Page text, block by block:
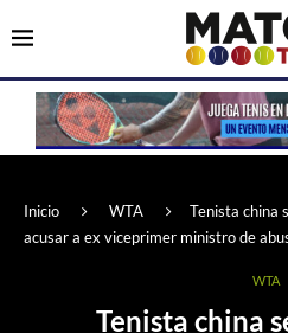
Inicio WTA
Tenista china
acusar a ex viceprimer ministro de
WTA
Tenista china